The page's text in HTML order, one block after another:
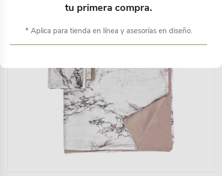
tu primera compra.
* Aplica para tienda en línea y asesorías en diseño.